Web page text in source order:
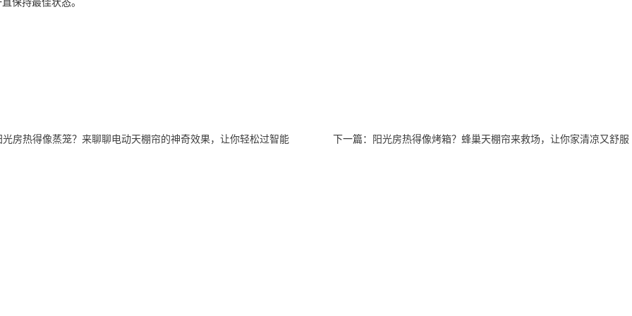
光房热得像蒸笼？来聊聊电动天棚帘的神奇效果，让你轻松过智能 下一篇： 阳光房热得像烤箱？蜂巢天棚帘来救场，让你家清凉又舒服